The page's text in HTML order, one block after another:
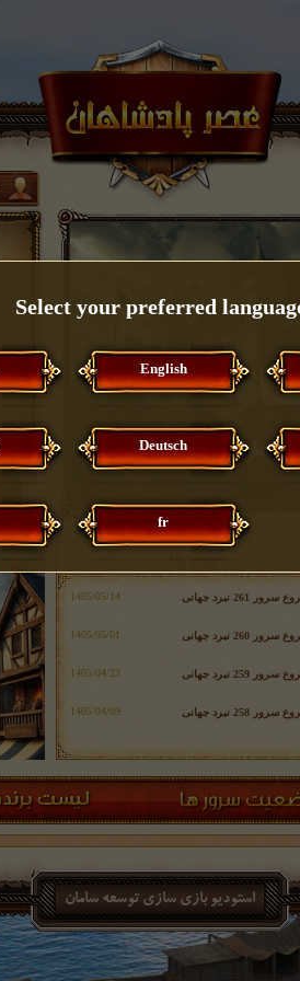
261 نبرد جهانی
260 نبرد جهانی
259 نبرد جهانی
258 نبرد جهانی
استودیو بازی سازی توسعه سامان
Select your preferred
English
Deutsch
fr